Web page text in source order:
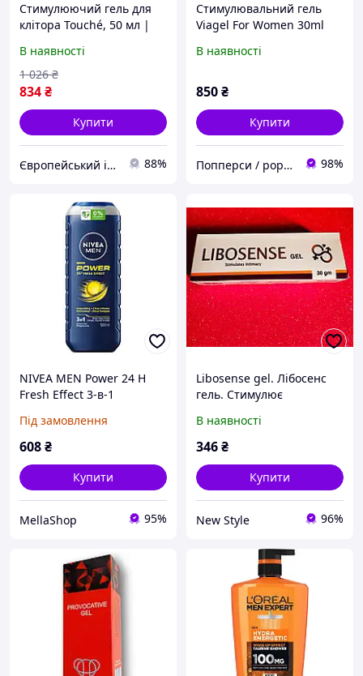
Стимулюючий гель для
клітора Touché, 50 мл |
В наявності
834₴
1 026 ₴
Купити
Європейський інтим-маркет 88%
Стимулювальний гель
Viagel For Women 30ml
В наявності
850₴
Купити
Попперси / poppers купити в Україні 98%
NIVEA MEN Power 24 H
Fresh Effect 3-в-1
гель для душу 500 мл
Під замовлення
608₴
Купити
MellaShop 95%
Libosense gel. Лібосенс
гель. Стимулює
intimacy
В наявності
346₴
Купити
New Style 96%